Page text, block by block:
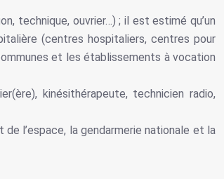
technique, ouvrier…) ; il est estimé qu’un
(centres hospitaliers, centres pour
et les établissements à vocation
kinésithérapeute, technicien radio,
l’espace, la gendarmerie nationale et la